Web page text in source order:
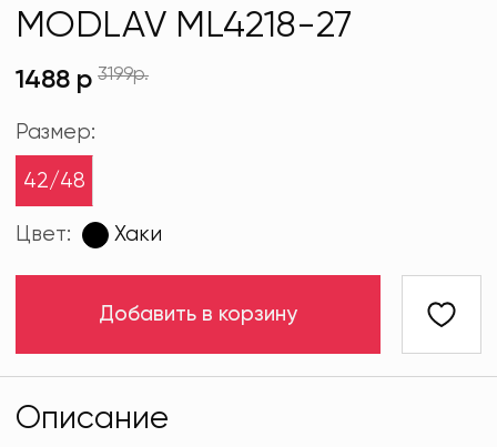
MODLAV ML4218-27
1488 р 3199р.
Размер:
42/48
Цвет: Хаки
Добавить в корзину
Описание